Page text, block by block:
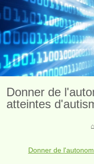
Donner de
atteintes
Donner de